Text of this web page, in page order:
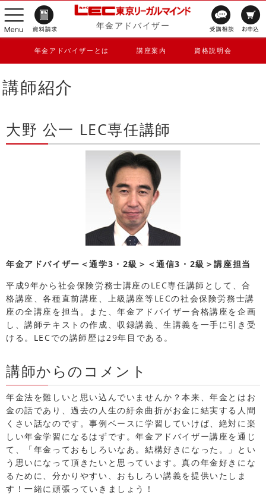
年金アドバイザー
年金アドバイザーとは 講座案内 資格説明会
講師紹介
大野 公一 LEC専任講師
年金アドバイザー＜通学3・2級＞＜通信3・2級＞講座担当
平成9年から社会保険労務士講座のLEC専任講師として、合
格講座、各種直前講座、上級講座等LECの社会保険労務士講
座の全講座を担当。また、年金アドバイザー合格講座を企画
し、講師テキストの作成、収録講義、生講義を一手に引き受
ける。LECでの講師歴は29年目である。
講師からのコメント
年金法を難しいと思い込んでいませんか？本来、年金とはお
金の話であり、過去の人生の紆余曲折がお金に結実する人間
くさい話なのです。事例ベースに学習していけば、絶対に楽
しい年金学習になるはずです。年金アドバイザー講座を通じ
て、「年金っておもしろいなあ。結構好きになった。」とい
う思いになって頂きたいと思っています。真の年金好きにな
るために、分かりやすい、おもしろい講義を提供いたしま
す！一緒に頑張っていきましょう！